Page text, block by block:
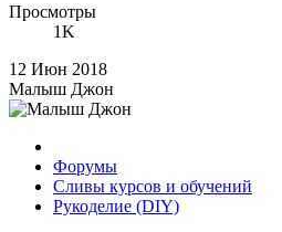
Просмотры
1K
12 Июн 2018
Малыш Джон
Форумы
Сливы курсов и обучений
Рукоделие (DIY)